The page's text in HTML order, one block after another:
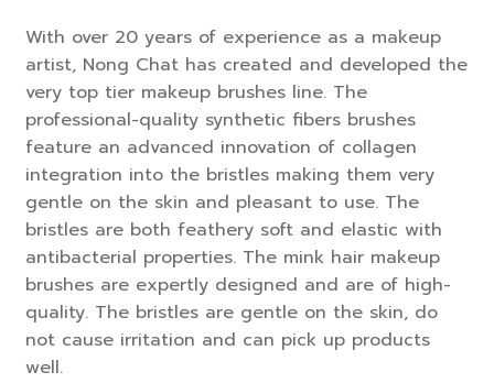
With over 20 years of experience as a makeup
artist, Nong Chat has created and developed the
very top tier makeup brushes line. The
professional-quality synthetic fibers brushes
feature an advanced innovation of collagen
integration into the bristles making them very
gentle on the skin and pleasant to use. The
bristles are both feathery soft and elastic with
antibacterial properties. The mink hair makeup
brushes are expertly designed and are of high-
quality. The bristles are gentle on the skin, do
not cause irritation and can pick up products
well.